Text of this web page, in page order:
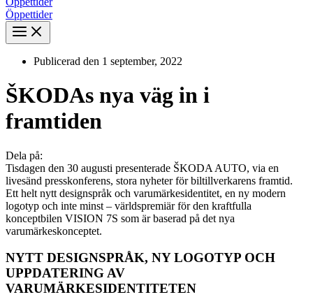
Öppettider
Publicerad den 1 september, 2022
ŠKODAs nya väg in i
framtiden
Dela på:
Tisdagen den 30 augusti presenterade ŠKODA AUTO, via en
livesänd presskonferens, stora nyheter för biltillverkarens framtid.
Ett helt nytt designspråk och varumärkesidentitet, en ny modern
logotyp och inte minst – världspremiär för den kraftfulla
konceptbilen VISION 7S som är baserad på det nya
varumärkeskonceptet.
NYTT DESIGNSPRÅK, NY LOGOTYP OCH
UPPDATERING AV
VARUMÄRKESIDENTITETEN